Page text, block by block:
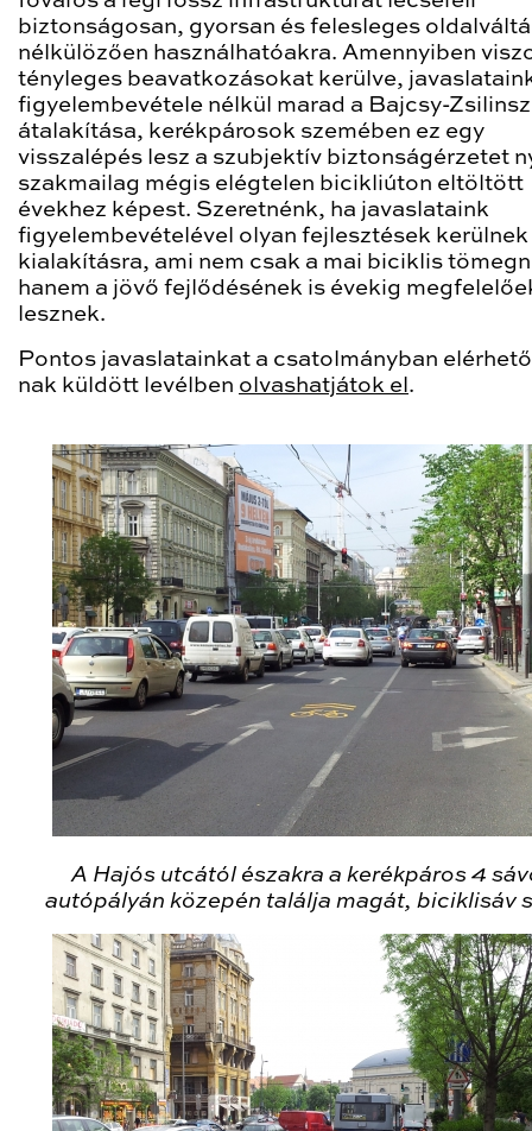
biztonságosan, gyorsan és felesleges
nélkülözően használhatóakra. Amennyiben
tényleges beavatkozásokat kerülve,
figyelembevétele nélkül marad a Bajcsy-
átalakítása, kerékpárosok szemében ez egy
visszalépés lesz a szubjektív biztonságérzetet
szakmailag mégis elégtelen bicikliúton eltöltött
évekhez képest. Szeretnénk, ha javaslataink
figyelembevételével olyan fejlesztések kerülnek
kialakításra, ami nem csak a mai biciklis
hanem a jövő fejlődésének is évekig
lesznek.
Pontos javaslatainkat a csatolmányban
nak küldött levélben olvashatjátok el .
A Hajós utcától északra a kerékpáros 4
autópályán közepén találja magát, biciklisáv